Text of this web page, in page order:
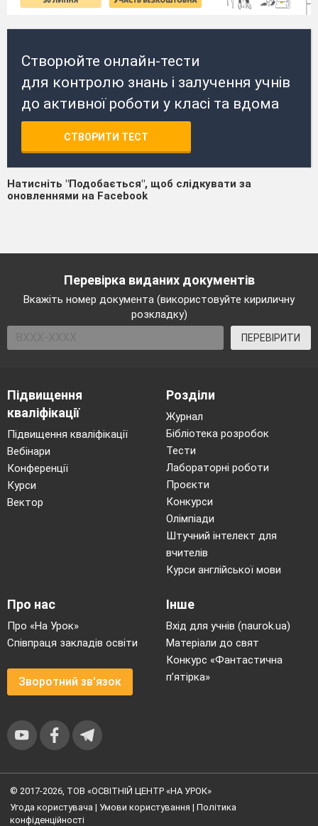
Створюйте онлайн-тести
для контролю знань і залучення учнів
до активної роботи у класі та вдома
СТВОРИТИ ТЕСТ
Натисніть "Подобається", щоб слідкувати за
оновленнями на Facebook
Перевірка виданих документів
Вкажіть номер документа (використовуйте кириличну
розкладку)
ПЕРЕВІРИТИ
Підвищення
кваліфікації
Підвищення кваліфікації
Вебінари
Конференції
Курси
Вектор
Розділи
Журнал
Бібліотека розробок
Тести
Лабораторні роботи
Проєкти
Конкурси
Олімпіади
Штучний інтелект для
вчителів
Курси англійської мови
Про нас
Про «На Урок»
Співпраця закладів освіти
Зворотний зв'язок
Інше
Вхід для учнів (naurok.ua)
Матеріали до свят
Конкурс «Фантастична
п’ятірка»
© 2017-2026, ТОВ «ОСВІТНІЙ ЦЕНТР «НА УРОК»
Угода користувача | Умови користування | Політика
конфіденційності